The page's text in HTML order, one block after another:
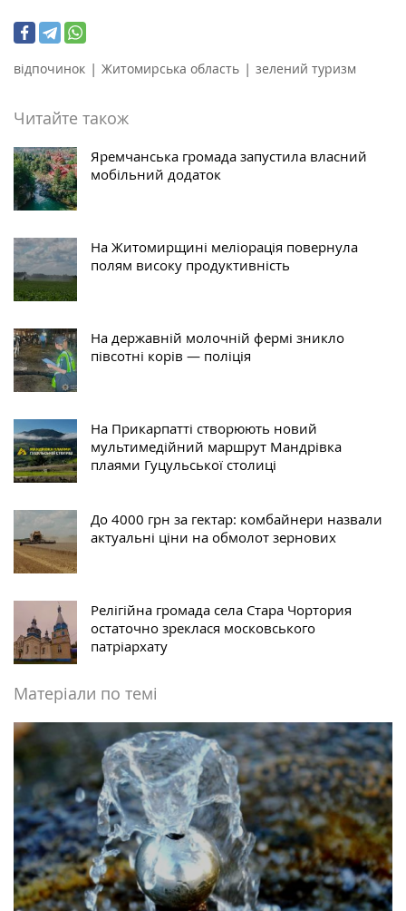
відпочинок | Житомирська область | зелений туризм
Читайте також
Яремчанська громада запустила власний
мобільний додаток
На Житомирщині меліорація повернула
полям високу продуктивність
На державній молочній фермі зникло
півсотні корів — поліція
На Прикарпатті створюють новий
мультимедійний маршрут Мандрівка
плаями Гуцульської столиці
До 4000 грн за гектар: комбайнери назвали
актуальні ціни на обмолот зернових
Релігійна громада села Стара Чортория
остаточно зреклася московського
патріархату
Матеріали по темі